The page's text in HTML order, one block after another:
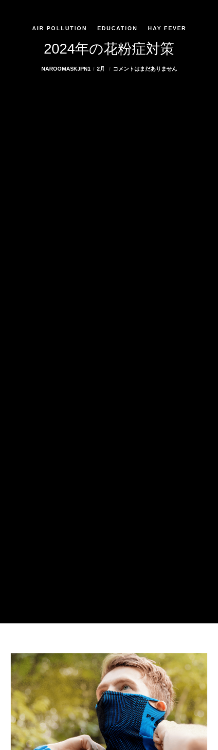
AIR POLLUTION EDUCATION HAY FEVER
2024年の花粉症対策
NAROOMASKJPN1 2月 コメントはまだありません